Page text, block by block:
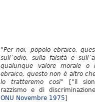
"Per noi, popolo ebraico,
sull´odio, sulla falsità e
qualunque valore morale o
ebraico, questo non è altro
lo tratteremo così" ["il
razzismo e di
ONU Novembre 1975]